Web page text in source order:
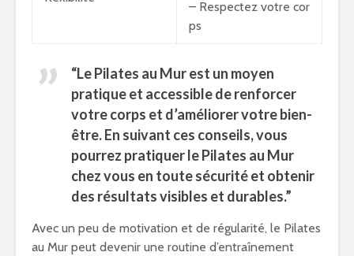
– Respectez votre cor
ps
“Le Pilates au Mur est un moyen
pratique et accessible de renforcer
votre corps et d’améliorer votre bien-
être. En suivant ces conseils, vous
pourrez pratiquer le Pilates au Mur
chez vous en toute sécurité et obtenir
des résultats visibles et durables.”
Avec un peu de motivation et de régularité, le Pilates
au Mur peut devenir une routine d’entraînement